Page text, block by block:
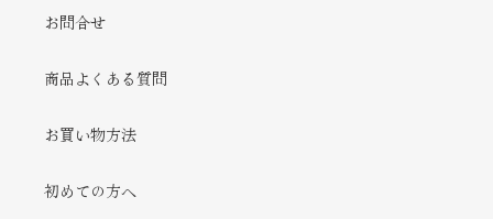
お問合せ
商品よくある質問
お買い物方法
初めての方へ